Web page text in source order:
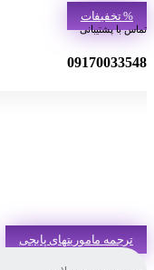
% تخفیفات
تماس با پشتیبانی
09170033548
ترجمه ماموریتهای پابجی